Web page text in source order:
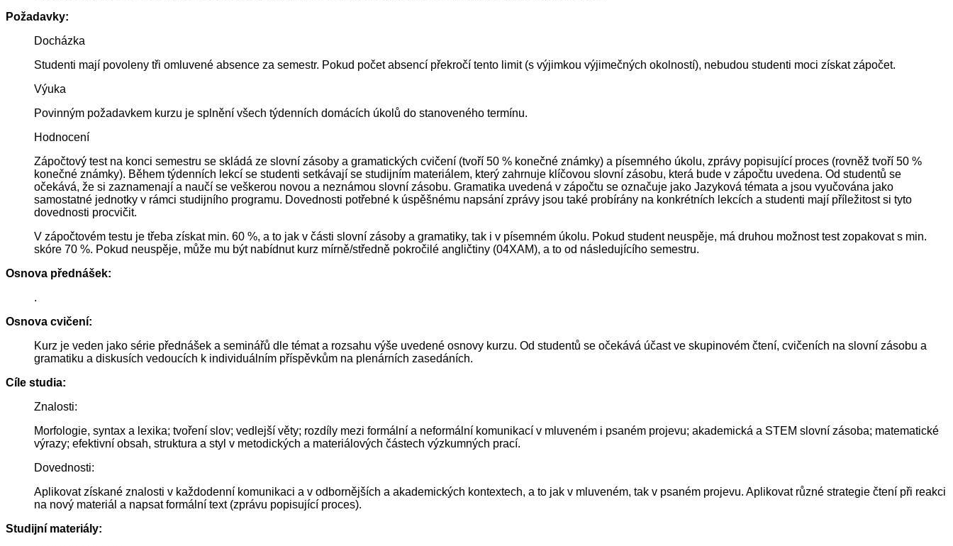
Požadavky:
Docházka
Studenti mají povoleny tři omluvené absence za semestr. Pokud počet absencí překročí tento limit (s výjimkou výjimečných okolností), nebudou studenti moci získat zápočet.
Výuka
Povinným požadavkem kurzu je splnění všech týdenních domácích úkolů do stanoveného termínu.
Hodnocení
Zápočtový test na konci semestru se skládá ze slovní zásoby a gramatických cvičení (tvoří 50 % konečné známky) a písemného úkolu, zprávy popisující proces (rovněž tvoří 50 %
konečné známky). Během týdenních lekcí se studenti setkávají se studijním materiálem, který zahrnuje klíčovou slovní zásobu, která bude v zápočtu uvedena. Od studentů se
očekává, že si zaznamenají a naučí se veškerou novou a neznámou slovní zásobu. Gramatika uvedená v zápočtu se označuje jako Jazyková témata a jsou vyučována jako
samostatné jednotky v rámci studijního programu. Dovednosti potřebné k úspěšnému napsání zprávy jsou také probírány na konkrétních lekcích a studenti mají příležitost si tyto
dovednosti procvičit.
V zápočtovém testu je třeba získat min. 60 %, a to jak v části slovní zásoby a gramatiky, tak i v písemném úkolu. Pokud student neuspěje, má druhou možnost test zopakovat s min.
skóre 70 %. Pokud neuspěje, může mu být nabídnut kurz mírně/středně pokročilé angličtiny (04XAM), a to od následujícího semestru.
Osnova přednášek:
.
Osnova cvičení:
Kurz je veden jako série přednášek a seminářů dle témat a rozsahu výše uvedené osnovy kurzu. Od studentů se očekává účast ve skupinovém čtení, cvičeních na slovní zásobu a
gramatiku a diskusích vedoucích k individuálním příspěvkům na plenárních zasedáních.
Cíle studia:
Znalosti:
Morfologie, syntax a lexika; tvoření slov; vedlejší věty; rozdíly mezi formální a neformální komunikací v mluveném i psaném projevu; akademická a STEM slovní zásoba; matematické
výrazy; efektivní obsah, struktura a styl v metodických a materiálových částech výzkumných prací.
Dovednosti:
Aplikovat získané znalosti v každodenní komunikaci a v odbornějších a akademických kontextech, a to jak v mluveném, tak v psaném projevu. Aplikovat různé strategie čtení při reakci
na nový materiál a napsat formální text (zprávu popisující proces).
Studijní materiály: